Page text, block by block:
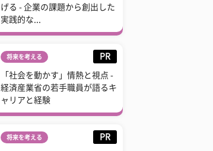
げる - 企業の課題から創出した
実践的な...
将来を考える PR
「社会を動かす」情熱と視点 -
経済産業省の若手職員が語るキ
ャリアと経験
将来を考える PR